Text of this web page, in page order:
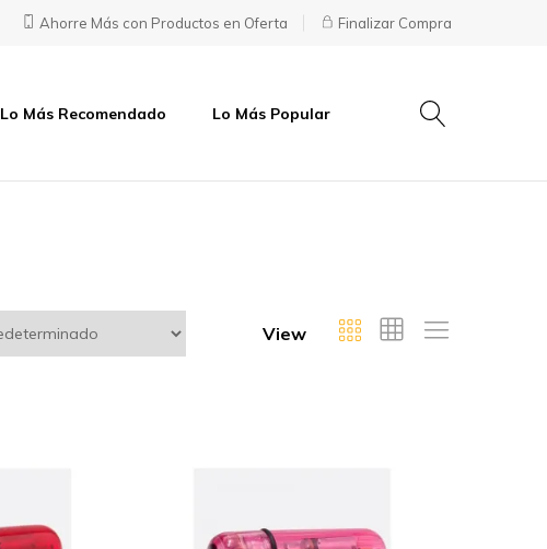
Ahorre Más con Productos en Oferta Finalizar Compra
Lo Más Recomendado Lo Más Popular
View